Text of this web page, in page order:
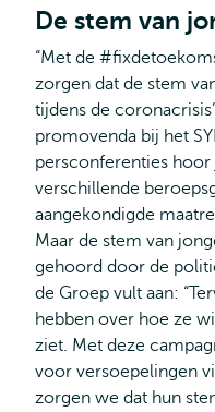
De stem van
“Met de
zorgen dat de stem
tijdens de
promovenda bij het
persconferenties hoor
verschillende
aangekondigde
Maar de stem van
gehoord door de
de Groep vult aan:
hebben over hoe ze
ziet. Met deze
voor versoepelingen
zorgen we dat hun